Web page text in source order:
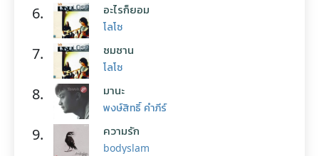
6. อะไรก็ยอม
โลโซ
7. ซมซาน
โลโซ
8. มานะ
พงษ์สิทธิ์ คำภีร์
9. ความรัก
bodyslam